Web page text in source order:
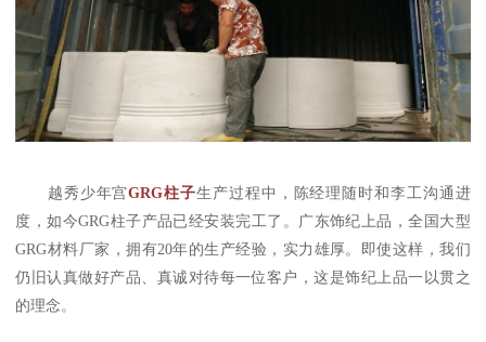
越秀少年宫GRG柱子生产过程中，陈经理随时和李工沟通进
度，如今GRG柱子产品已经安装完工了。广东饰纪上品，全国大型
GRG材料厂家，拥有20年的生产经验，实力雄厚。即使这样，我们
仍旧认真做好产品、真诚对待每一位客户，这是饰纪上品一以贯之
的理念。